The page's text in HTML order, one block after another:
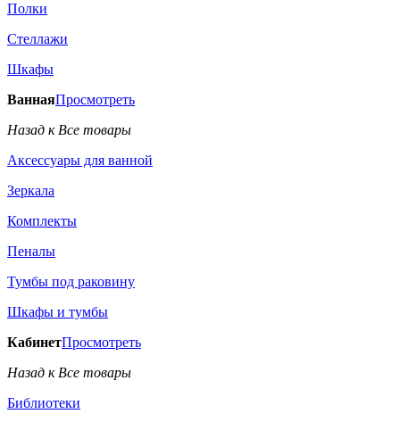
Полки
Стеллажи
Шкафы
ВаннаяПросмотреть
Назад к Все товары
Аксессуары для ванной
Зеркала
Комплекты
Пеналы
Тумбы под раковину
Шкафы и тумбы
КабинетПросмотреть
Назад к Все товары
Библиотеки